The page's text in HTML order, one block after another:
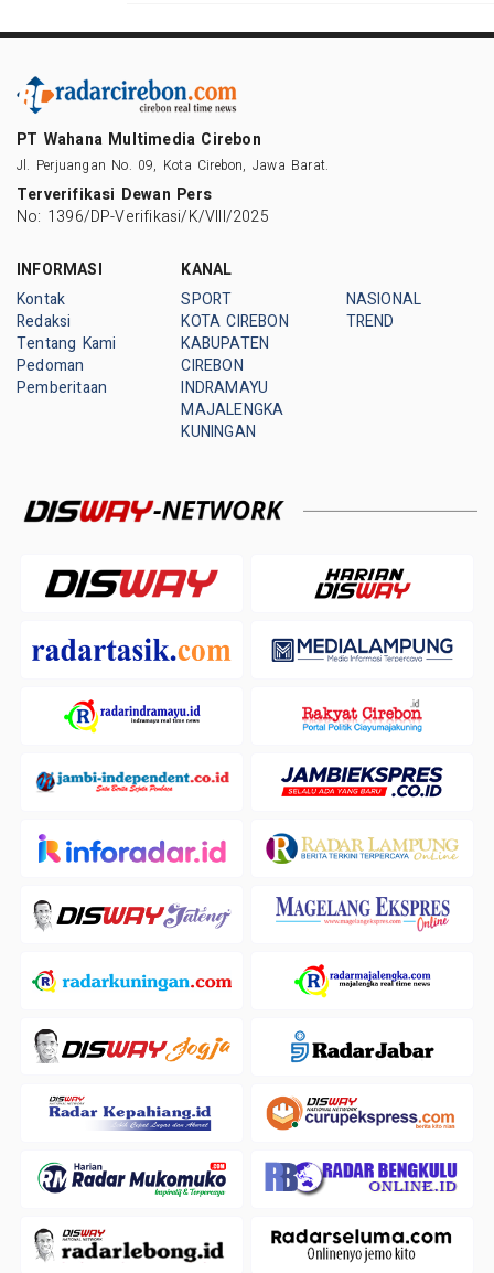
PT Wahana Multimedia Cirebon
Jl. Perjuangan No. 09, Kota Cirebon, Jawa Barat.
Terverifikasi Dewan Pers
No: 1396/DP-Verifikasi/K/VIII/2025
INFORMASI
Kontak
Redaksi
Tentang Kami
Pedoman
Pemberitaan
KANAL
SPORT
KOTA CIREBON
KABUPATEN
CIREBON
INDRAMAYU
MAJALENGKA
KUNINGAN
NASIONAL
TREND